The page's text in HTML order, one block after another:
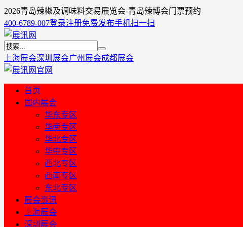
2026青岛辣椒及调味料交易展览会-青岛辣博会门票预约
400-6789-007登录注册免费发布手机扫一扫
上海展会深圳展会广州展会成都展会
首页
国内展会
华东专区
华南专区
华北专区
华中专区
西北专区
西南专区
东北专区
展会资讯
上海展会
深圳展会